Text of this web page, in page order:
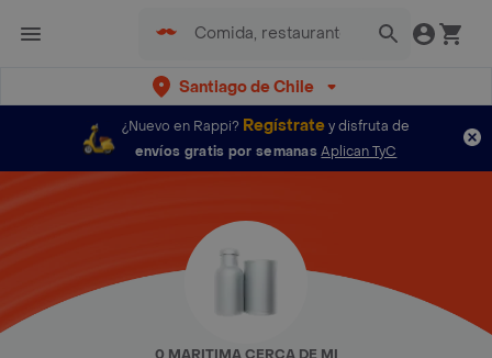
Santiago de Chile
¿Nuevo en Rappi? Regístratey disfruta de
envíos gratis por semanas Aplican TyC
0 MARITIMA CERCA DE MI